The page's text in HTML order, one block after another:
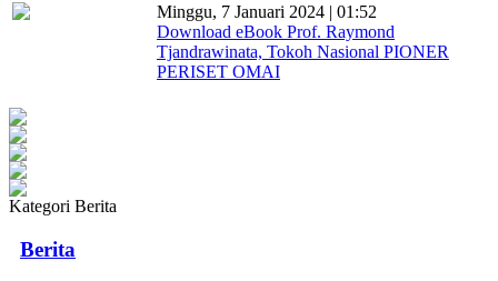
Minggu, 7 Januari 2024 | 01:52
Download eBook Prof. Raymond
Tjandrawinata, Tokoh Nasional PIONER
PERISET OMAI
Kategori Berita
Berita